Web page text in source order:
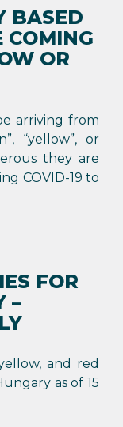
BASED
COMING
OR
arriving from
“yellow”, or
they are
COVID-19 to
FOR
–
and red
as of 15